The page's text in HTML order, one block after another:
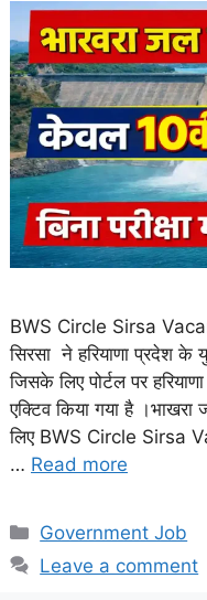
BWS Circle Sirsa
सिरसा ने हरियाणा प्रदेश
जिसके लिए पोर्टल पर
एक्टिव किया गया है
लिए BWS Circle Sirsa
… Read more
Categories
Government Job
Leave a comment